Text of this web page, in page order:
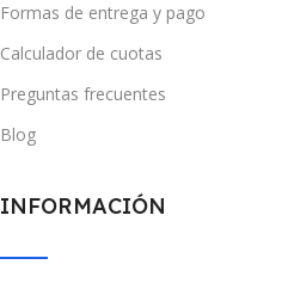
Formas de entrega y pago
Calculador de cuotas
Preguntas frecuentes
Blog
INFORMACIÓN